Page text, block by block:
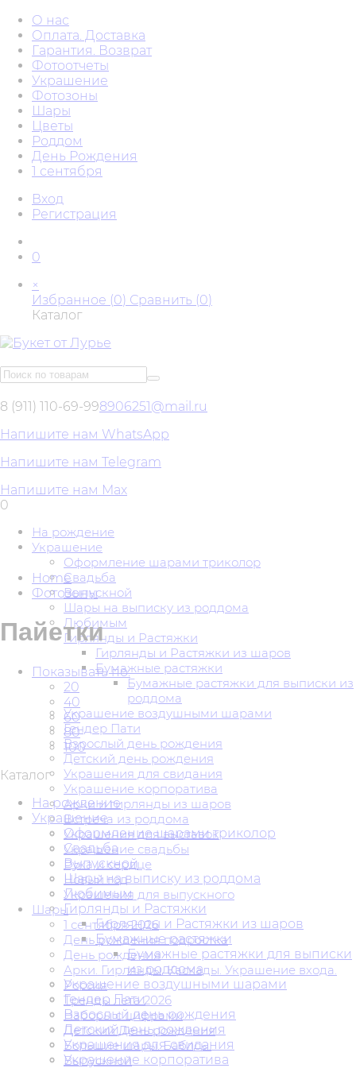
О нас
Оплата. Доставка
Гарантия. Возврат
Фотоотчеты
Украшение
Фотозоны
Шары
Цветы
Роддом
День Рождения
1 сентября
Вход
Регистрация
0
×
Избранное (0) Сравнить (0)
Каталог
8 (911) 110-69-998906251@mail.ru
Напишите нам WhatsApp
Напишите нам Telegram
Напишите нам Max
0
На рождение
Украшение
Оформление шарами триколор
Свадьба
Выпускной
Шары на выписку из роддома
Любимым
Гирлянды и Растяжки
Гирлянды и Растяжки из шаров
Бумажные растяжки
Бумажные растяжки для выписки из
роддома
Украшение воздушными шарами
Гендер Пати
Взрослый день рождения
Детский день рождения
Украшения для свидания
Украшение корпоратива
Арки и гирлянды из шаров
Встреча из роддома
Украшения для выставок
Украшение свадьбы
Рука и сердце
Новый год
Украшения для выпускного
Шары
1 сентября 2026
День рождения подростка
День рождения
Арки. Гирлянды. Каскады. Украшение входа.
Россия
Тренды лета 2026
Наборы с цифрами
Детский День рождения
Большие шары. Баблсы.
Выпускной
Home
Фотозоны
Пайетки
Показывать по:
20
40
60
80
100
Каталог
На рождение
Украшение
Оформление шарами триколор
Свадьба
Выпускной
Шары на выписку из роддома
Любимым
Гирлянды и Растяжки
Гирлянды и Растяжки из шаров
Бумажные растяжки
Бумажные растяжки для выписки
из роддома
Украшение воздушными шарами
Гендер Пати
Взрослый день рождения
Детский день рождения
Украшения для свидания
Украшение корпоратива